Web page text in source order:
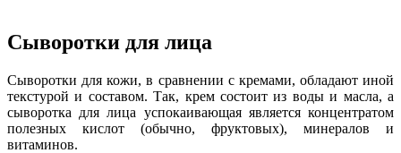
Сыворотки для лица
Сыворотки для кожи, в сравнении с кремами, обладают иной
текстурой и составом. Так, крем состоит из воды и масла, а
сыворотка для лица успокаивающая является концентратом
полезных кислот (обычно, фруктовых), минералов и
витаминов.